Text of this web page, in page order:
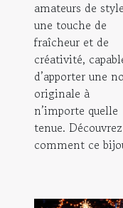
amateurs de style
une touche de
fraîcheur et de
créativité,
d’apporter une
originale à
n’importe quelle
tenue. Découvrez
comment ce